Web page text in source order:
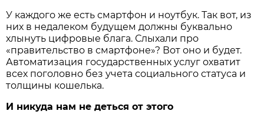
У каждого же есть смартфон и ноутбук. Так вот, из
них в недалеком будущем должны буквально
хлынуть цифровые блага. Слыхали про
«правительство в смартфоне»? Вот оно и будет.
Автоматизация государственных услуг охватит
всех поголовно без учета социального статуса и
толщины кошелька.
И никуда нам не деться от этого